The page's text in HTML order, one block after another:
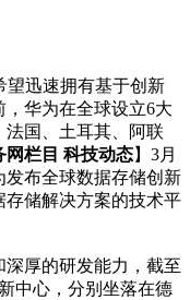
望迅速拥有基于创新
华为在全球设立6大
国、土耳其、阿联
网栏目 科技动态】3月
发布全球数据存储创新
储解决方案的技术平
厚的研发能力，截至
中心，分别坐落在德